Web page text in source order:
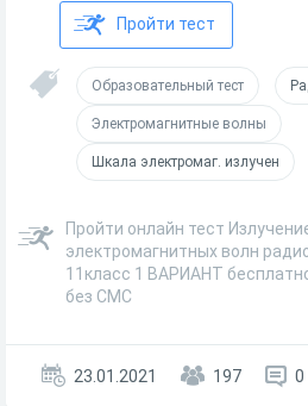
Пройти тест
Образовательный тест
Электромагнитные волны
Шкала электромаг. излучен
Пройти онлайн тест
электромагнитных волн
11класс 1 ВАРИАНТ
без СМС
23.01.2021 197 0